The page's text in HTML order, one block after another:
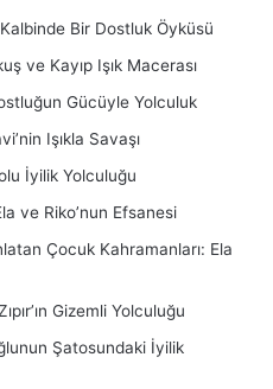
Bir Dostluk Öyküsü
ve Kayıp Işık Macerası
Gücüyle Yolculuk
Işıkla Savaşı
İyilik Yolculuğu
ve Riko’nun Efsanesi
Çocuk Kahramanları: Ela
Gizemli Yolculuğu
Şatosundaki İyilik